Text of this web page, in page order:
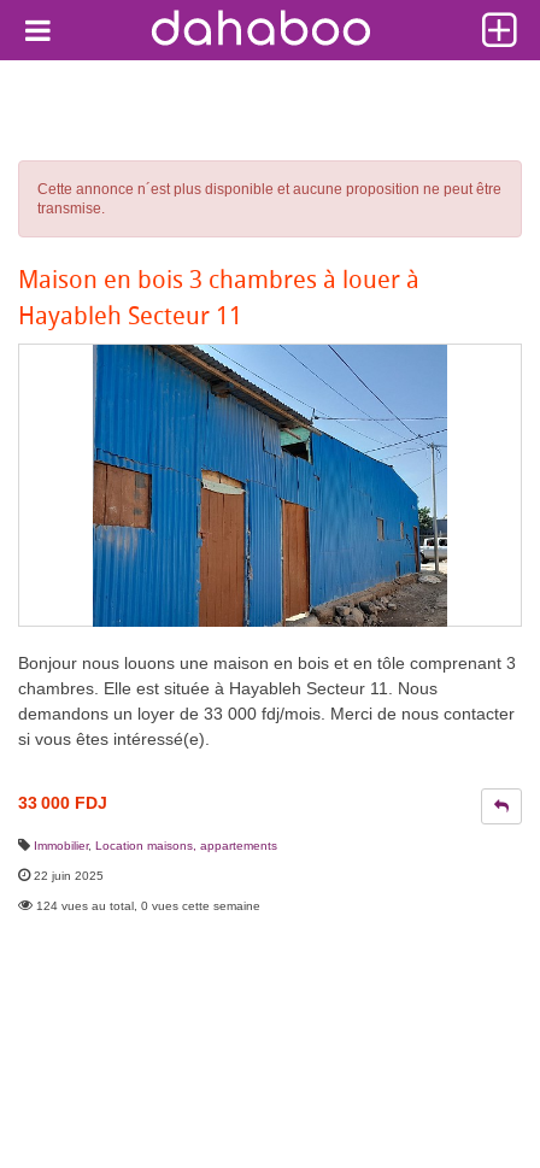
Cette annonce n´est plus disponible et aucune proposition ne peut être
transmise.
Maison en bois 3 chambres à louer à
Hayableh Secteur 11
Bonjour nous louons une maison en bois et en tôle comprenant 3
chambres. Elle est située à Hayableh Secteur 11. Nous
demandons un loyer de 33 000 fdj/mois. Merci de nous contacter
si vous êtes intéressé(e).
33 000 FDJ
Immobilier, Location maisons, appartements
22 juin 2025
124 vues au total, 0 vues cette semaine